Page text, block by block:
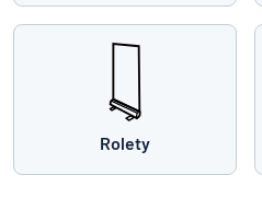
Rolety